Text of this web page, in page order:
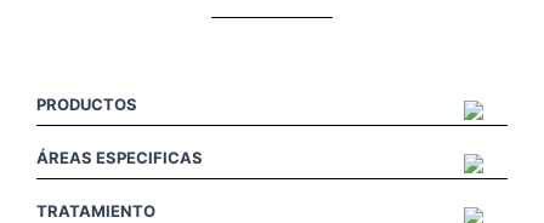
PRODUCTOS
ÁREAS ESPECIFICAS
TRATAMIENTO